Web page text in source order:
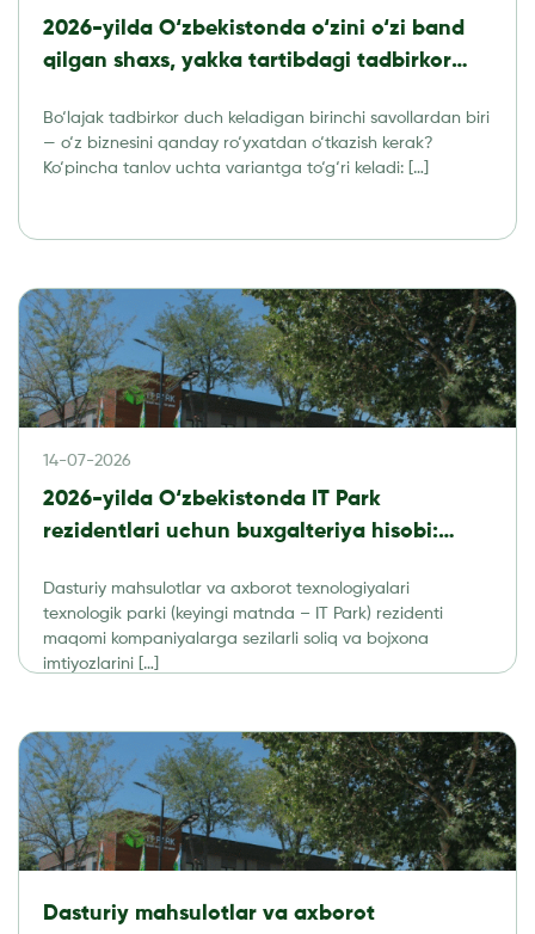
2026-yilda O‘zbekistonda o‘zini o‘zi band
qilgan shaxs, yakka tartibdagi tadbirkor
kerak?
Bo‘lajak tadbirkor duch keladigan birinchi savollardan biri
— o‘z biznesini qanday ro‘yxatdan o‘tkazish kerak?
Ko‘pincha tanlov uchta variantga to‘g‘ri keladi: […]
14-07-2026
2026-yilda O‘zbekistonda IT Park
rezidentlari uchun buxgalteriya hisobi:
Dasturiy mahsulotlar va axborot texnologiyalari
texnologik parki (keyingi matnda – IT Park) rezidenti
maqomi kompaniyalarga sezilarli soliq va bojxona
imtiyozlarini […]
Dasturiy mahsulotlar va axborot